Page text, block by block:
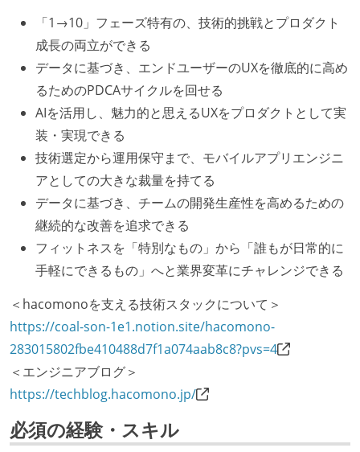
「1→10」フェーズ特有の、技術的挑戦とプロダクト
成長の両立ができる
データに基づき、エンドユーザーのUXを徹底的に高め
るためのPDCAサイクルを回せる
AIを活用し、魅力的と思えるUXをプロダクトとして実
装・実現できる
技術選定から運用保守まで、モバイルアプリエンジニ
アとしての大きな裁量を持てる
データに基づき、チームの開発生産性を高めるための
継続的な改善を追求できる
フィットネスを「特別なもの」から「誰もが日常的に
手軽にできるもの」へと業界変革にチャレンジできる
＜hacomonoを支える技術スタックについて＞
https://coal-son-1e1.notion.site/hacomono-
283015802fbe410488d7f1a074aab8c8?pvs=4
＜エンジニアブログ＞
https://techblog.hacomono.jp/
必須の経験・スキル